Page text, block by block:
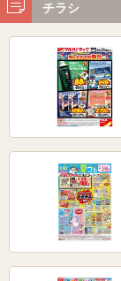
チラシ